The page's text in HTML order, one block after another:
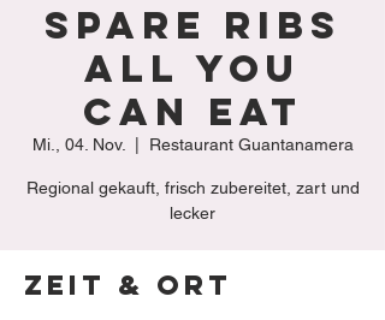
Spare Ribs
All You
Can Eat
Mi., 04. Nov. Restaurant Guantanamera
Regional gekauft, frisch zubereitet, zart und
lecker
Zeit & Ort